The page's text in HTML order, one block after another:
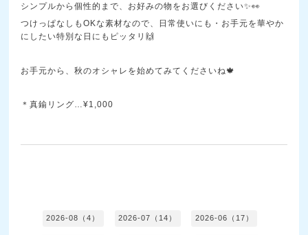
シンプルから個性的まで、お好みの物をお選びください✨️👀
つけっぱなしもOKな素材なので、日常使いにも・お手元を華やか
にしたい特別な日にもピッタリ🙌
お手元から、秋のオシャレを始めてみてくださいね🍁
＊真鍮リング…¥1,000
2026-08（4） 2026-07（14） 2026-06（17）